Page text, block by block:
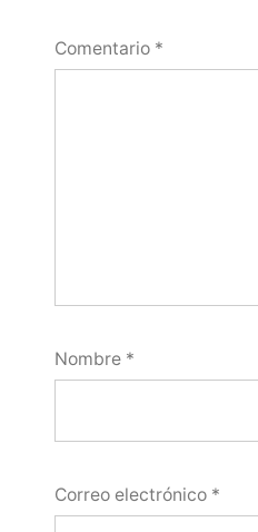
Comentario *
Nombre *
Correo electrónico *